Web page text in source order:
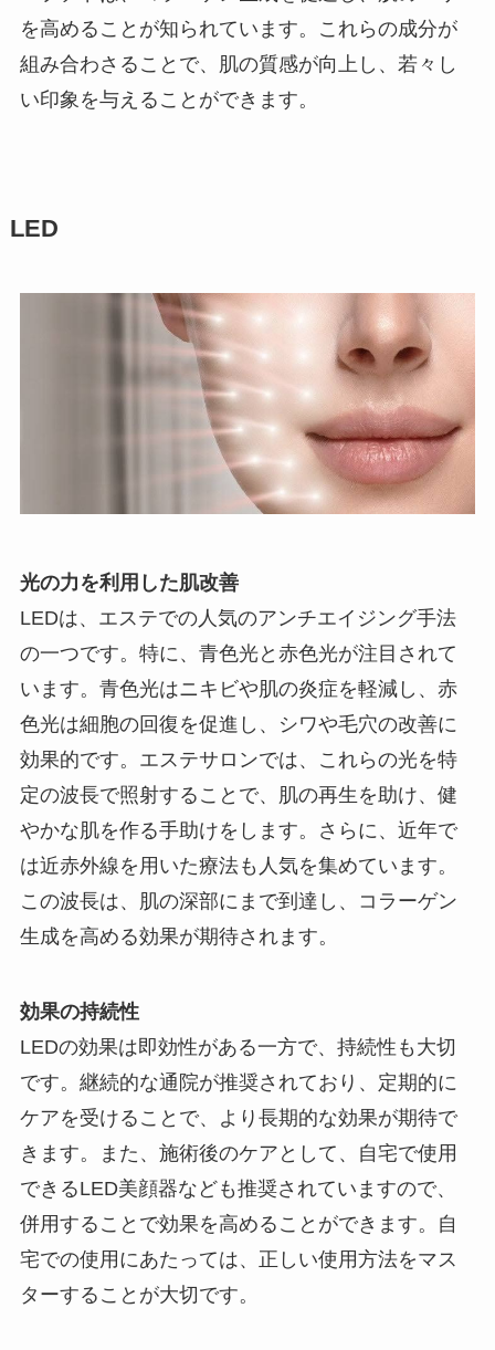
を高めることが知られています。これらの成分が
組み合わさることで、肌の質感が向上し、若々し
い印象を与えることができます。
LED
光の力を利用した肌改善
LEDは、エステでの人気のアンチエイジング手法
の一つです。特に、青色光と赤色光が注目されて
います。青色光はニキビや肌の炎症を軽減し、赤
色光は細胞の回復を促進し、シワや毛穴の改善に
効果的です。エステサロンでは、これらの光を特
定の波長で照射することで、肌の再生を助け、健
やかな肌を作る手助けをします。さらに、近年で
は近赤外線を用いた療法も人気を集めています。
この波長は、肌の深部にまで到達し、コラーゲン
生成を高める効果が期待されます。
効果の持続性
LEDの効果は即効性がある一方で、持続性も大切
です。継続的な通院が推奨されており、定期的に
ケアを受けることで、より長期的な効果が期待で
きます。また、施術後のケアとして、自宅で使用
できるLED美顔器なども推奨されていますので、
併用することで効果を高めることができます。自
宅での使用にあたっては、正しい使用方法をマス
ターすることが大切です。